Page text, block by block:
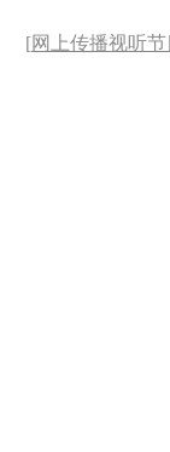
[网上传播视听节